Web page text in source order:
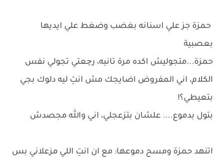
حمزة جز علي اسنانه بغضب وضغط علي ايديها
بعصبية
حمزة...متجوليش اكده مرة تانيه، رچعتي تجولي نفس
الكلام، اني المفروض اضايجك مش انتِ ليه دلوك بجي
بتعيطي؟!
بتول بدموع.... علشان بتزعجلي، اني والله مجصدش
اتنهد حمزة ومسح دموعها: مع ان انتِ اللي مزعلاني بس